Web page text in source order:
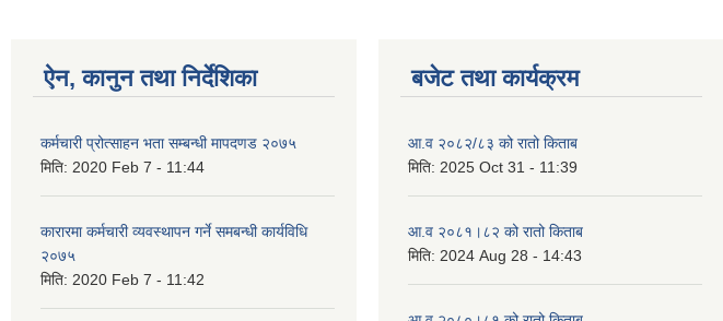
ऐन, कानुन तथा निर्देशिका
कर्मचारी प्रोत्साहन भता सम्बन्धी मापदणड २०७५
मिति: 2020 Feb 7 - 11:44
कारारमा कर्मचारी व्यवस्थापन गर्ने समबन्धी कार्यविधि
२०७५
मिति: 2020 Feb 7 - 11:42
बजेट तथा कार्यक्रम
आ.व २०८२/८३ को रातो किताब
मिति: 2025 Oct 31 - 11:39
आ.व २०८१।८२ को रातो किताब
मिति: 2024 Aug 28 - 14:43